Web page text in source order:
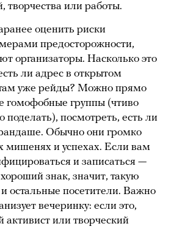
творчества или работы.
оценить риски
предосторожности,
организаторы. Насколько это
ли адрес в открытом
уже рейды? Можно прямо
гомофобные группы (чтиво
поделать), посмотреть, есть ли
Обычно они громко
мишенях и успехах. Если вам
и записаться —
знак, значит, такую
остальные посетители. Важно
вечеринку: если это,
или творческий